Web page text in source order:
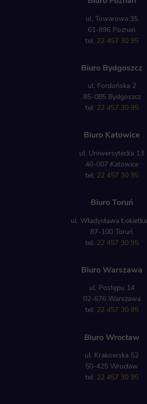
ul. Towarowa 35
61-896 Poznań
tel: 22 457 30 95
Biuro Bydgoszcz
ul. Fordońska 2
85-085 Bydgoszcz
tel: 22 457 30 95
Biuro Katowice
ul. Uniwersytecka 13
40-007 Katowice
tel: 22 457 30 95
Biuro Toruń
ul. Władysława
87-100 Toruń
tel: 22 457 30 95
Biuro Warszawa
ul. Postępu 14
02-676 Warszawa
tel: 22 457 30 95
Biuro Wrocław
ul. Krakowska 52
50-425 Wrocław
tel: 22 457 30 95